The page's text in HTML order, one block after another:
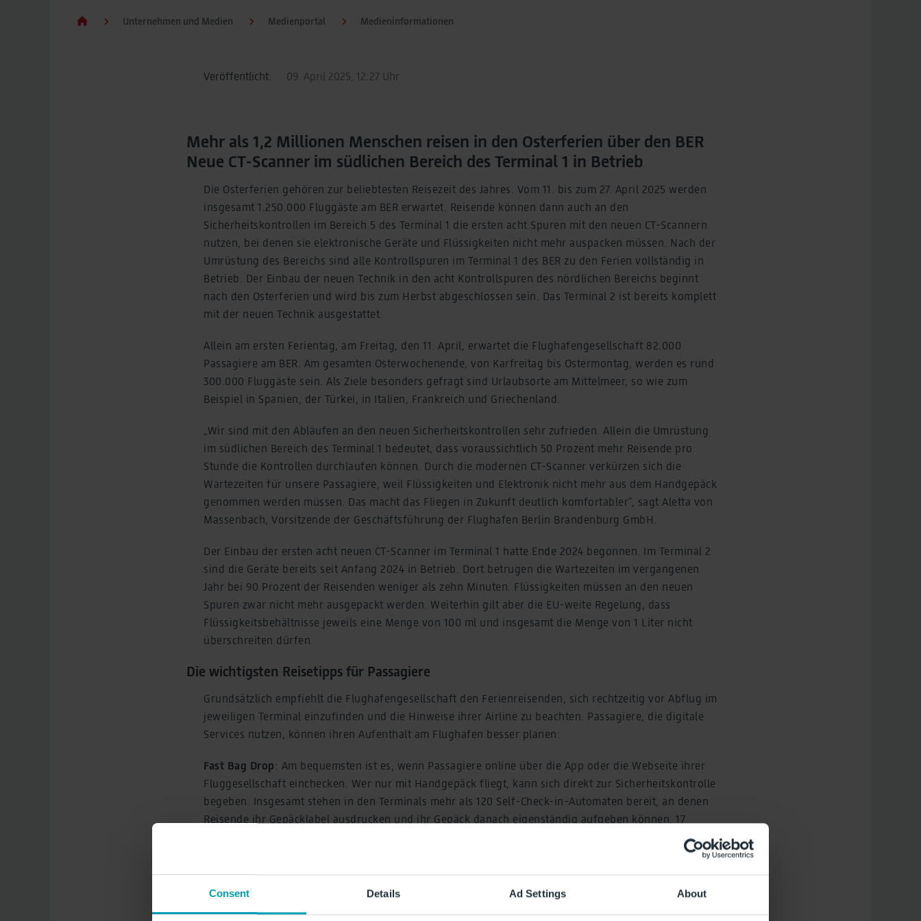
Consent Details Ad Settings About
Unternehmen und Medien Medienportal Medieninformationen
Veröffentlicht: 09. April 2025, 12:27 Uhr
Mehr als 1,2 Millionen Menschen reisen in den Osterferien über den BER
Neue CT-Scanner im südlichen Bereich des Terminal 1 in Betrieb
Die Osterferien gehören zur beliebtesten Reisezeit des Jahres. Vom 11. bis zum 27. April 2025 werden
insgesamt 1.250.000 Fluggäste am BER erwartet. Reisende können dann auch an den
Sicherheitskontrollen im Bereich 5 des Terminal 1 die ersten acht Spuren mit den neuen CT-Scannern
nutzen, bei denen sie elektronische Geräte und Flüssigkeiten nicht mehr auspacken müssen. Nach der
Umrüstung des Bereichs sind alle Kontrollspuren im Terminal 1 des BER zu den Ferien vollständig in
Betrieb. Der Einbau der neuen Technik in den acht Kontrollspuren des nördlichen Bereichs beginnt
nach den Osterferien und wird bis zum Herbst abgeschlossen sein. Das Terminal 2 ist bereits komplett
mit der neuen Technik ausgestattet.
Allein am ersten Ferientag, am Freitag, den 11. April, erwartet die Flughafengesellschaft 82.000
Passagiere am BER. Am gesamten Osterwochenende, von Karfreitag bis Ostermontag, werden es rund
300.000 Fluggäste sein. Als Ziele besonders gefragt sind Urlaubsorte am Mittelmeer, so wie zum
Beispiel in Spanien, der Türkei, in Italien, Frankreich und Griechenland.
„Wir sind mit den Abläufen an den neuen Sicherheitskontrollen sehr zufrieden. Allein die Umrüstung
im südlichen Bereich des Terminal 1 bedeutet, dass voraussichtlich 50 Prozent mehr Reisende pro
Stunde die Kontrollen durchlaufen können. Durch die modernen CT-Scanner verkürzen sich die
Wartezeiten für unsere Passagiere, weil Flüssigkeiten und Elektronik nicht mehr aus dem Handgepäck
genommen werden müssen. Das macht das Fliegen in Zukunft deutlich komfortabler“, sagt Aletta von
Massenbach, Vorsitzende der Geschäftsführung der Flughafen Berlin Brandenburg GmbH.
Der Einbau der ersten acht neuen CT-Scanner im Terminal 1 hatte Ende 2024 begonnen. Im Terminal 2
sind die Geräte bereits seit Anfang 2024 in Betrieb. Dort betrugen die Wartezeiten im vergangenen
Jahr bei 90 Prozent der Reisenden weniger als zehn Minuten. Flüssigkeiten müssen an den neuen
Spuren zwar nicht mehr ausgepackt werden. Weiterhin gilt aber die EU-weite Regelung, dass
Flüssigkeitsbehältnisse jeweils eine Menge von 100 ml und insgesamt die Menge von 1 Liter nicht
überschreiten dürfen.
Die wichtigsten Reisetipps für Passagiere
Grundsätzlich empfiehlt die Flughafengesellschaft den Ferienreisenden, sich rechtzeitig vor Abflug im
jeweiligen Terminal einzufinden und die Hinweise ihrer Airline zu beachten. Passagiere, die digitale
Services nutzen, können ihren Aufenthalt am Flughafen besser planen:
Fast Bag Drop : Am bequemsten ist es, wenn Passagiere online über die App oder die Webseite ihrer
Fluggesellschaft einchecken. Wer nur mit Handgepäck fliegt, kann sich direkt zur Sicherheitskontrolle
begeben. Insgesamt stehen in den Terminals mehr als 120 Self-Check-in-Automaten bereit, an denen
Reisende ihr Gepäcklabel ausdrucken und ihr Gepäck danach eigenständig aufgeben können. 17